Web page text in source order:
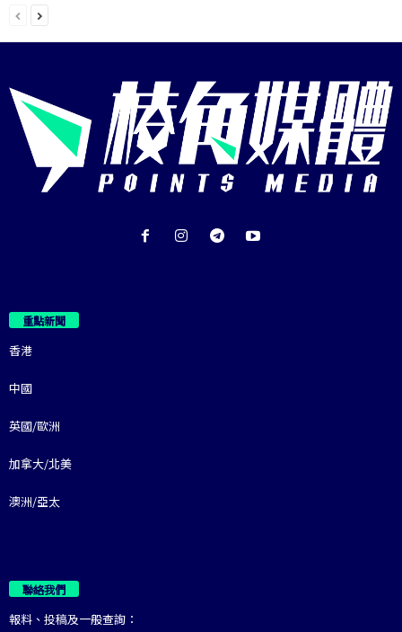
重點新聞
香港
中國
英國/歐洲
加拿大/北美
澳洲/亞太
聯絡我們
報料、投稿及一般查詢：